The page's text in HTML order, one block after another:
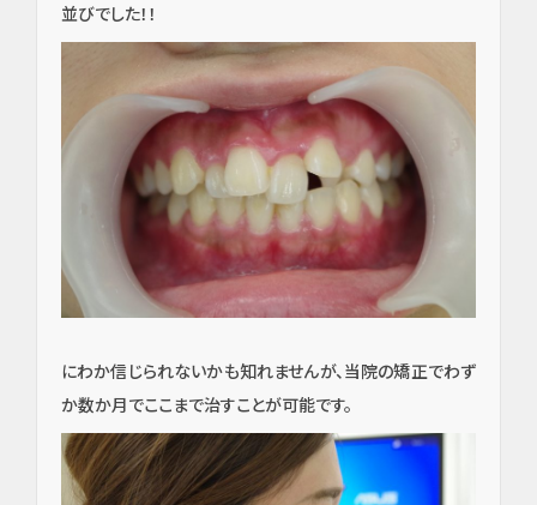
並びでした！！
にわか信じられないかも知れませんが、当院の矯正でわず
か数か月でここまで治すことが可能です。